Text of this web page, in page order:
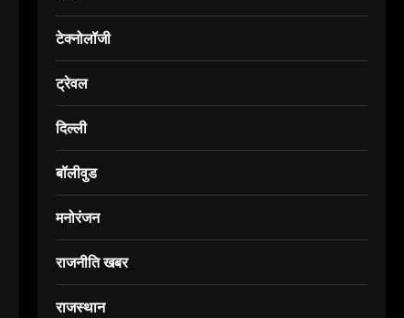
टेक्नोलॉजी
ट्रेवल
दिल्ली
बॉलीवुड
मनोरंजन
राजनीति खबर
राजस्थान